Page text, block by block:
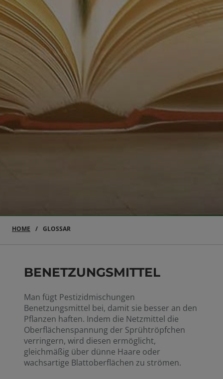
HOME GLOSSAR
BENETZUNGSMITTEL
Man fügt Pestizidmischungen
Benetzungsmittel bei, damit sie besser an den
Pflanzen haften. Indem die Netzmittel die
Oberflächenspannung der Sprühtröpfchen
verringern, wird diesen ermöglicht,
gleichmäßig über dünne Haare oder
wachsartige Blattoberflächen zu strömen.